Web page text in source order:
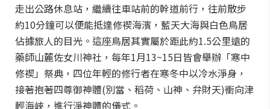
走出公路休息站，繼續往車站前的幹道前行，往前散步
約10分鐘可以便能抵達修禊海濱，藍天大海與白色鳥居
佔據旅人的目光。這座鳥居其實屬於距此約1.5公里遠的
藥師山麓佐女川神社，每年1月13~15日皆會舉辦「寒中
修禊」祭典，四位年輕的修行者在寒冬中以冷水淨身，
接著抱著四尊御神體(別當、稻荷、山神、弁財天)衝向津
輕海峽，進行淨神體的儀式。